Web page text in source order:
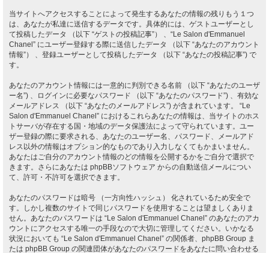
当サイトへアクセスすることによって発生するあなたの情報の残りもう１つ
は、あなたが私達に送信するデータです。具体的には、ゲストユーザーとし
て投稿したデータ （以下 “ゲストの投稿記事”） 、“Le Salon d'Emmanuel
Chanel” にユーザー登録する際に送信したデータ （以下 “あなたのアカウント
情報”） 、登録ユーザーとして投稿したデータ （以下 “あなたの投稿記事”) で
す。
あなたのアカウント情報には一意的に判別できる名前 （以下 “あなたのユーザ
ー名”) 、ログインに必要なパスワード （以下 “あなたのパスワード”) 、有効な
メールアドレス （以下 “あなたのメールアドレス”) が含まれています。 “Le
Salon d'Emmanuel Chanel” におけるこれらあなたの情報は、当サイトのホス
トサーバが存在する国・地域のデータ保護法によって守られています。ユー
ザー登録の際に要求される、あなたのユーザー名、パスワード、メールアド
レス以外の情報はオプション的なものであり入力しなくてもかまいません。
あなたはご自分のアカウント情報のどの情報を公開するかをご自分で選択で
きます。さらにあなたは phpBBソフトウェア からの自動送信メールについ
て、許可・不許可を選択できます。
あなたのパスワードは暗号 （一方向性ハッシュ） 化されているため安全で
す。しかし複数のサイトで同じパスワードを使用することは望ましくありま
せん。あなたのパスワードは “Le Salon d'Emmanuel Chanel” のあなたのアカ
ウントにアクセスする唯一の手段なので大切に管理してください。いかなる
状況においても “Le Salon d'Emmanuel Chanel” の関係者、phpBB Group ま
たは phpBB Group の関連団体があなたのパスワードをあなたに問い合わせる